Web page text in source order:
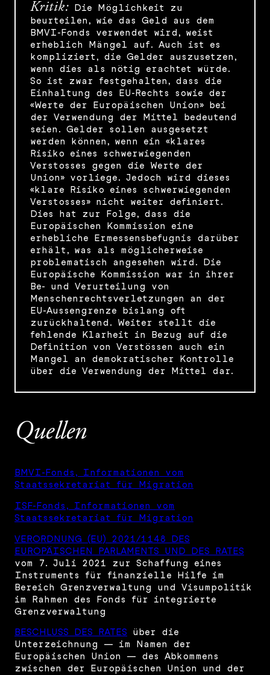
Kritik: Die Möglichkeit zu
beurteilen, wie das Geld aus dem
BMVI-Fonds verwendet wird, weist
erheblich Mängel auf. Auch ist es
kompliziert, die Gelder auszusetzen,
wenn dies als nötig erachtet würde.
So ist zwar festgehalten, dass die
Einhaltung des EU-Rechts sowie der
«Werte der Europäischen Union» bei
der Verwendung der Mittel bedeutend
seien. Gelder sollen ausgesetzt
werden können, wenn ein «klares
Risiko eines schwerwiegenden
Verstosses gegen die Werte der
Union» vorliege. Jedoch wird dieses
«klare Risiko eines schwerwiegenden
Verstosses» nicht weiter definiert.
Dies hat zur Folge, dass die
Europäischen Kommission eine
erhebliche Ermessensbefugnis darüber
erhält, was als möglicherweise
problematisch angesehen wird. Die
Europäische Kommission war in ihrer
Be- und Verurteilung von
Menschenrechtsverletzungen an der
EU-Aussengrenze bislang oft
zurückhaltend. Weiter stellt die
fehlende Klarheit in Bezug auf die
Definition von Verstössen auch ein
Mangel an demokratischer Kontrolle
über die Verwendung der Mittel dar.
Quellen
BMVI-Fonds, Informationen vom
Staatssekretariat für Migration
ISF-Fonds, Informationen vom
Staatssekretariat für Migration
VERORDNUNG (EU) 2021/1148 DES
EUROPÄISCHEN PARLAMENTS UND DES RATES
vom 7. Juli 2021 zur Schaffung eines
Instruments für finanzielle Hilfe im
Bereich Grenzverwaltung und Visumpolitik
im Rahmen des Fonds für integrierte
Grenzverwaltung
BESCHLUSS DES RATES über die
Unterzeichnung — im Namen der
Europäischen Union — des Abkommens
zwischen der Europäischen Union und der